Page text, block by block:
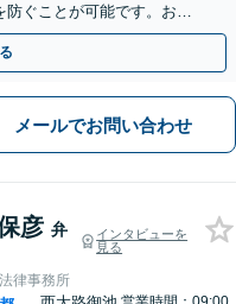
ぐことが可能です。おひ
さい。
メールでお問い合わせ
彦 弁
インタビューを
見る
律事務所